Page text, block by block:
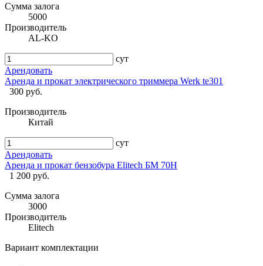
Сумма залога
5000
Производитель
AL-KO
сут
Арендовать
Аренда и прокат электрического триммера Werk te301
300 руб.
Производитель
Китай
сут
Арендовать
Аренда и прокат бензобура Elitech БМ 70H
1 200 руб.
Сумма залога
3000
Производитель
Elitech
Вариант комплектации